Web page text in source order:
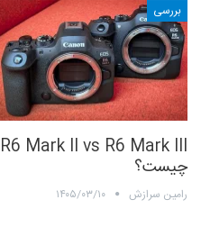
بررسی
چیست؟
رامین سرازش ۱۴۰۵/۰۳/۱۰